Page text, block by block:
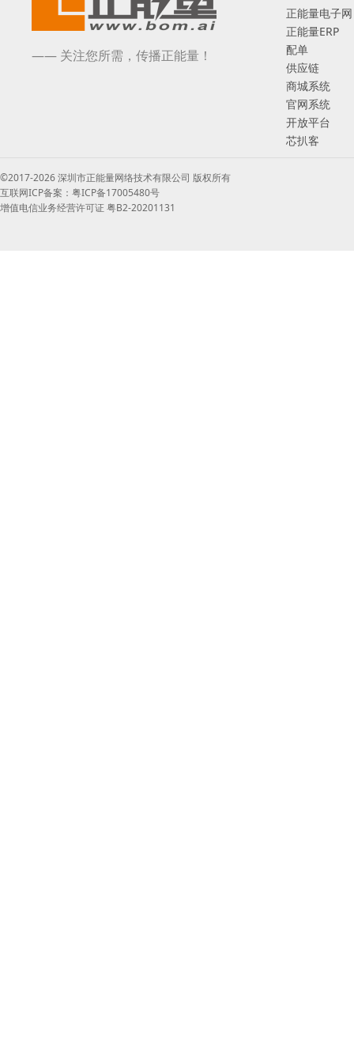
—— 关注您所需，传播正能量！
正能量电子网
正能量ERP
配单
供应链
商城系统
官网系统
开放平台
芯扒客
©2017-2026 深圳市正能量网络技术有限公司 版权所有
互联网ICP备案：粤ICP备17005480号
增值电信业务经营许可证 粤B2-20201131